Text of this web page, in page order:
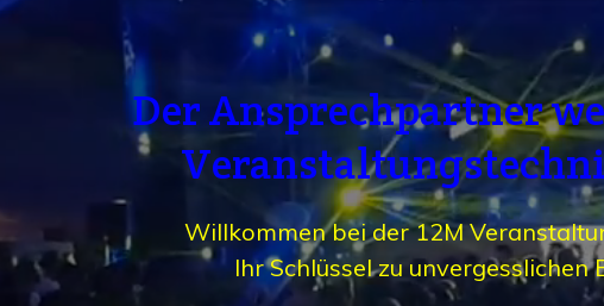
Der Ansprechpartner
Willkommen bei der 12M
Ihr Schlüssel zu unvergesslichen